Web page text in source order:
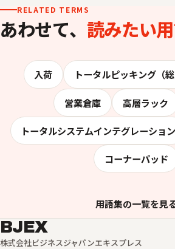
RELATED TERMS
あわせて、 読みたい用
入荷 トータルピッキング（
営業倉庫 高層ラック
トータルシステムインテグレーション
コーナーパッド
用語集の一覧を見
BJEX
株式会社ビジネスジャパンエキスプレス